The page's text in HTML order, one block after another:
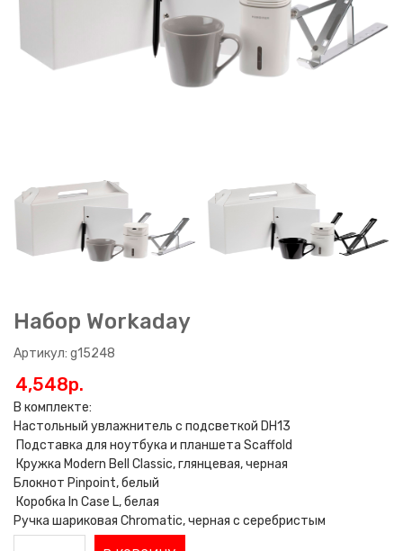
Набор Workaday
Артикул: g15248
4,548p.
В комплекте:
Настольный увлажнитель с подсветкой DH13
Подставка для ноутбука и планшета Scaffold
Кружка Modern Bell Classic, глянцевая, черная
Блокнот Pinpoint, белый
Коробка In Case L, белая
Ручка шариковая Chromatic, черная с серебристым